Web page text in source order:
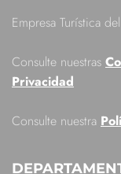
Empresa Turística
Consulte nuestras
Privacidad
Consulte nuestra